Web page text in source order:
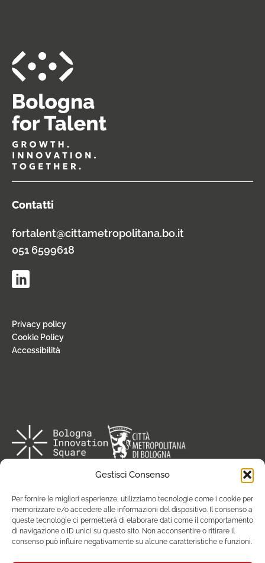
Gestisci Consenso
Per fornire le migliori esperienze, utilizziamo tecnologie come i cookie per
memorizzare e/o accedere alle informazioni del dispositivo. Il consenso a
queste tecnologie ci permetterà di elaborare dati come il comportamento
di navigazione o ID unici su questo sito. Non acconsentire o ritirare il
consenso può influire negativamente su alcune caratteristiche e funzioni.
Contatti
fortalent@cittametropolitana.bo.it
051 6599618
Privacy policy
Cookie Policy
Accessibilità